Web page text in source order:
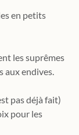
en petits
les suprêmes
aux endives.
pas déjà fait)
pour les